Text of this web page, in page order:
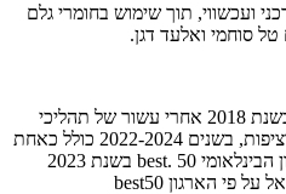
ועכשווי, תוך שימוש בחומרי גלם
סוחמי ואלעד דגן.
המסעדה הייחודית נפתחה מחדש בשנת 2018 אחרי עשור של תהליכי
שיפוץ מורכבים וזכתה 3 פעמים ברציפות, בשנים 2022-2024 כולל כאחת
50
best.
בשנת 2023
פי הארגון 50
best